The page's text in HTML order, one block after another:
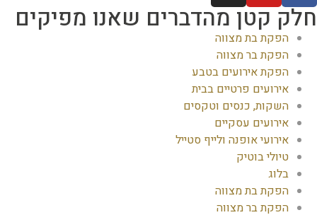
קטן מהדברים שאנו מפיקים
הפקת בת מצווה
הפקת בר מצווה
הפקת אירועים בטבע
אירועים פרטיים בבית
השקות, כנסים וטקסים
אירועים עסקיים
אירועי אופנה ולייף סטייל
טיולי בוטיק
בלוג
הפקת בת מצווה
הפקת בר מצווה